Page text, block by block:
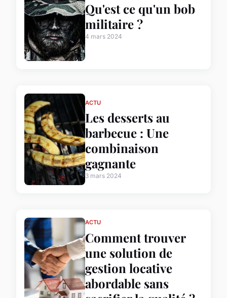
Qu'est ce qu'un bob
militaire ?
4 mars 2024
ACTU
Les desserts au
barbecue : Une
combinaison
gagnante
3 mars 2024
ACTU
Comment trouver
une solution de
gestion locative
abordable sans